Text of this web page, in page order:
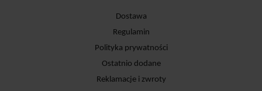
Dostawa
Regulamin
Polityka prywatności
Ostatnio dodane
Reklamacje i zwroty